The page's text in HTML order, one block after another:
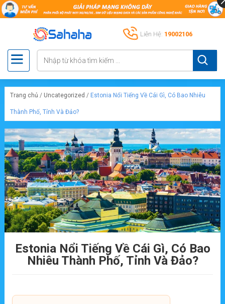
Liên Hệ: 19002106
Trang chủ / Uncategorized / Estonia Nổi Tiếng Về Cái Gì, Có Bao Nhiêu
Thành Phố, Tỉnh Và Đảo?
Estonia Nổi Tiếng Về Cái Gì, Có Bao
Nhiêu Thành Phố, Tỉnh Và Đảo?